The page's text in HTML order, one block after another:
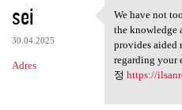
sei
30.04.2025
Adres
We have
We have not
the knowledge
provides aided
regarding your
정 https://